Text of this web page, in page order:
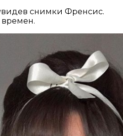
снимки Френсис.
времен.